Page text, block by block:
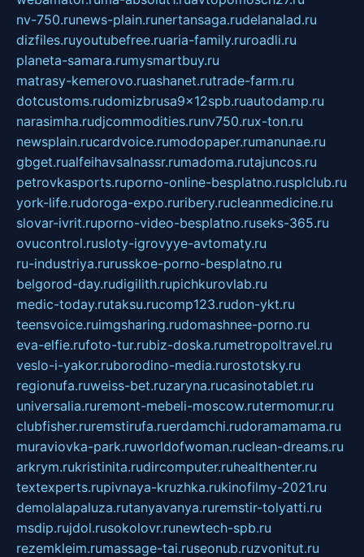
nv-750.runews-plain.runertansaga.rudelanalad.ru
dizfiles.ruyoutubefree.ruaria-family.ruroadli.ru
planeta-samara.rumysmartbuy.ru
matrasy-kemerovo.ruashanet.rutrade-farm.ru
dotcustoms.rudomizbrusa9x12spb.ruautodamp.ru
narasimha.rudjcommodities.runv750.rux-ton.ru
newsplain.rucardvoice.rumodopaper.rumanunae.ru
gbget.rualfeihavsalnassr.rumadoma.rutajuncos.ru
petrovkasports.ruporno-online-besplatno.rusplclub.ru
york-life.rudoroga-expo.ruribery.rucleanmedicine.ru
slovar-ivrit.ruporno-video-besplatno.ruseks-365.ru
ovucontrol.rusloty-igrovyye-avtomaty.ru
ru-industriya.rurusskoe-porno-besplatno.ru
belgorod-day.rudigilith.rupichkurovlab.ru
medic-today.rutaksu.rucomp123.rudon-ykt.ru
teensvoice.ruimgsharing.rudomashnee-porno.ru
eva-elfie.rufoto-tur.rubiz-doska.rumetropoltravel.ru
veslo-i-yakor.ruborodino-media.rurostotsky.ru
regionufa.ruweiss-bet.ruzaryna.rucasinotablet.ru
universalia.ruremont-mebeli-moscow.rutermomur.ru
clubfisher.ruremstirufa.ruerdamchi.rudoramamama.ru
muraviovka-park.ruworldofwoman.ruclean-dreams.ru
arkrym.rukristinita.rudircomputer.ruhealthenter.ru
textexperts.rupivnaya-kruzhka.rukinofilmy-2021.ru
demolalapaluza.rutanyavanya.ruremstir-tolyatti.ru
msdip.rujdol.rusokolovr.runewtech-spb.ru
rezemkleim.rumassage-tai.ruseonub.ruzvonitut.ru